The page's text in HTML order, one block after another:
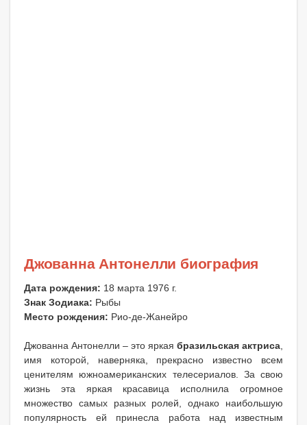
Джованна Антонелли биография
Дата рождения: 18 марта 1976 г.
Знак Зодиака: Рыбы
Место рождения: Рио-де-Жанейро
Джованна Антонелли – это яркая бразильская актриса
имя которой, наверняка, прекрасно известно всем
ценителям южноамериканских телесериалов. За свою
жизнь эта яркая красавица исполнила огромное
множество самых разных ролей, однако наибольшую
популярность ей принесла работа над известным